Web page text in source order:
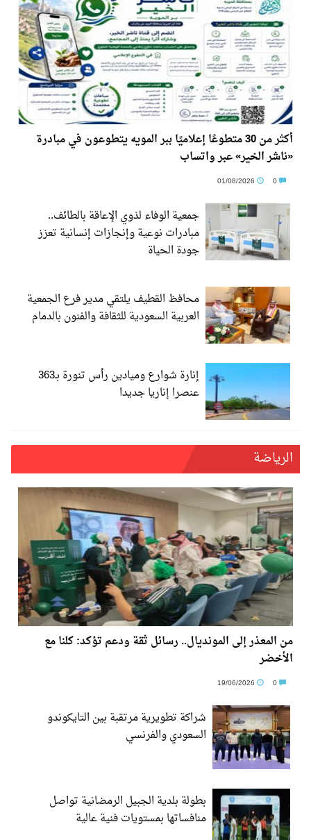
أكثر من 30 متطوعًا إعلاميًا ببر المويه يتطوعون في مبادرة
«ناشر الخير» عبر واتساب
جمعية الوفاء لذوي الإعاقة بالطائف..
مبادرات نوعية وإنجازات إنسانية تعزز
جودة الحياة
محافظ القطيف يلتقي مدير فرع الجمعية
العربية السعودية للثقافة والفنون بالدمام
إنارة شوارع وميادين رأس تنورة بـ363
عنصرا إناريا جديدا
الرياضة
من المعذر إلى المونديال.. رسائل ثقة ودعم تؤكد: كلنا مع
الأخضر
شراكة تطويرية مرتقبة بين التايكوندو
السعودي والفرنسي
بطولة بلدية الجبيل الرمضانية تواصل
منافساتها بمستويات فنية عالية